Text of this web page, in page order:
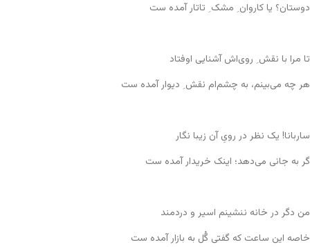
دوستان؟ یا کاروان ِ مشک ِ تاتار آمده ست
تا مرا با نقش ِ روی‌اش آشنایی اوفتاد
هر چه می‌بینم، به چشم‌ام نقش ِ دیوار آمده ست
ساربانا! یک نظر در رویِ آن زیبا نگار
گر به جانی می‌دهد؛ اینک خریدار آمده ست
من دگر در خانه ننشینم اسیر و دردمند
خاصه این ساعت که گفتی گُل به بازار آمده ست